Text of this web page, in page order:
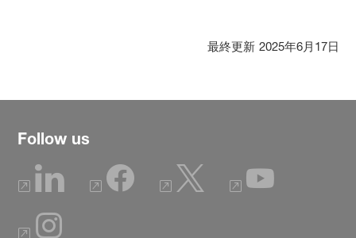
最終更新 2025年6月17日
Follow us